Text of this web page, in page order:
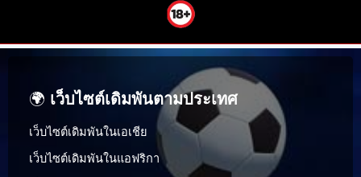
🌍 เว็บไซต์เดิมพันตามประเทศ
เว็บไซต์เดิมพันในเอเชีย
เว็บไซต์เดิมพันในแอฟริกา